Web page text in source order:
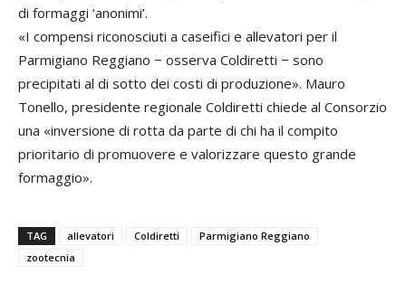
di formaggi ‘anonimi’.
«I compensi riconosciuti a caseifici e allevatori per il
Parmigiano Reggiano − osserva Coldiretti − sono
precipitati al di sotto dei costi di produzione». Mauro
Tonello, presidente regionale Coldiretti chiede al Consorzio
una «inversione di rotta da parte di chi ha il compito
prioritario di promuovere e valorizzare questo grande
formaggio».
TAG allevatori Coldiretti
Parmigiano Reggiano
zootecnia